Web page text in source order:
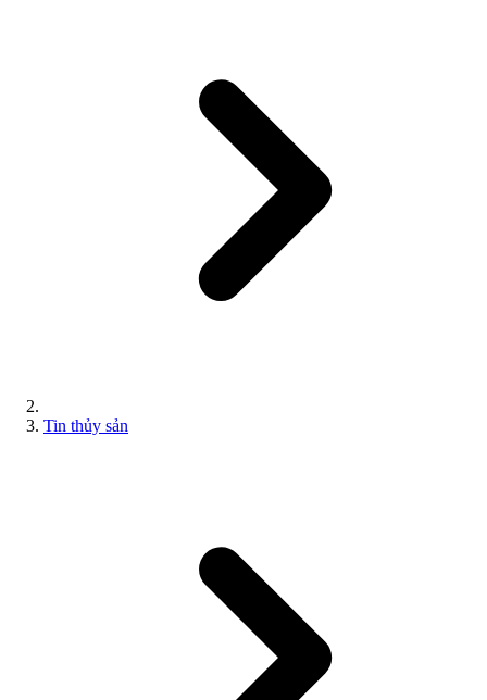
Tin thủy sản